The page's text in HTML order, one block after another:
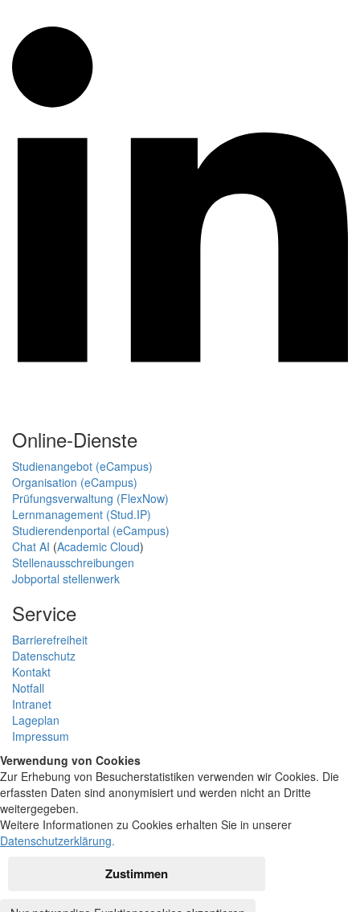
Online-Dienste
Studienangebot (eCampus)
Organisation (eCampus)
Prüfungsverwaltung (FlexNow)
Lernmanagement (Stud.IP)
Studierendenportal (eCampus)
Chat AI (Academic Cloud)
Stellenausschreibungen
Jobportal stellenwerk
Service
Barrierefreiheit
Datenschutz
Kontakt
Notfall
Intranet
Lageplan
Impressum
Verwendung von Cookies
Zur Erhebung von Besucherstatistiken verwenden wir Cookies. Die
erfassten Daten sind anonymisiert und werden nicht an Dritte
weitergegeben.
Weitere Informationen zu Cookies erhalten Sie in unserer
Datenschutzerklärung.
Zustimmen